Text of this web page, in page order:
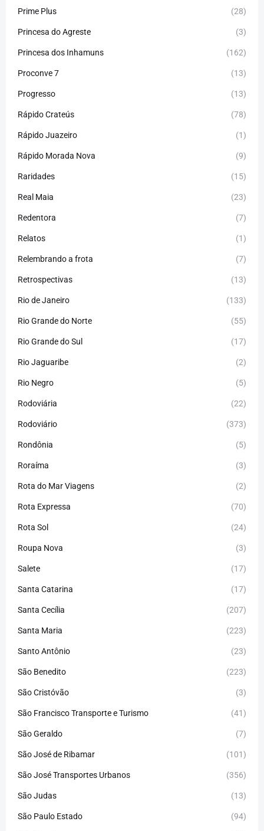
Prime Plus (28)
Princesa do Agreste (3)
Princesa dos Inhamuns (162)
Proconve 7 (13)
Progresso (13)
Rápido Crateús (78)
Rápido Juazeiro (1)
Rápido Morada Nova (9)
Raridades (15)
Real Maia (23)
Redentora (7)
Relatos (1)
Relembrando a frota (7)
Retrospectivas (13)
Rio de Janeiro (133)
Rio Grande do Norte (55)
Rio Grande do Sul (17)
Rio Jaguaribe (2)
Rio Negro (5)
Rodoviária (22)
Rodoviário (373)
Rondônia (5)
Roraíma (3)
Rota do Mar Viagens (2)
Rota Expressa (70)
Rota Sol (24)
Roupa Nova (3)
Salete (17)
Santa Catarina (17)
Santa Cecília (207)
Santa Maria (223)
Santo Antônio (23)
São Benedito (223)
São Cristóvão (3)
São Francisco Transporte e Turismo (41)
São Geraldo (7)
São José de Ribamar (101)
São José Transportes Urbanos (356)
São Judas (13)
São Paulo Estado (94)